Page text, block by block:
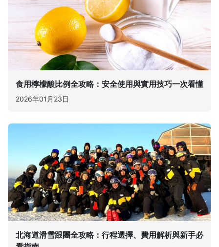
食用檸檬酸比例全攻略：安全使用與實用技巧一次看懂
2026年01月23日
北海道滑雪跟團全攻略：行程選擇、費用解析與新手必